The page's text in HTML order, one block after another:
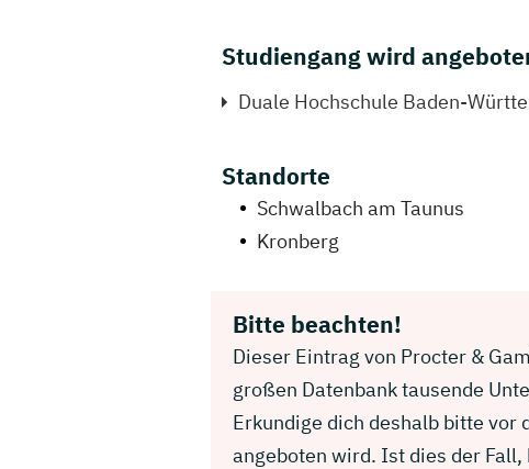
Studiengang wird
Duale Hochschule Baden-
Standorte
Schwalbach am Taunus
Kronberg
Bitte beachten!
Dieser Eintrag von Procter &
großen Datenbank tausende
Erkundige dich deshalb bitte vor
angeboten wird. Ist dies der